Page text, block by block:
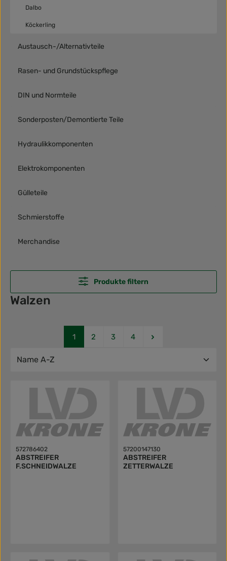
Dalbo
Köckerling
Austausch-/Alternativteile
Rasen- und Grundstückspflege
DIN und Normteile
Sonderposten/Demontierte Teile
Hydraulikkomponenten
Elektrokomponenten
Gülleteile
Schmierstoffe
Merchandise
Produkte filtern
Walzen
Seite
1 Seite
2 Seite
3 Seite
4
572786402
ABSTREIFER
F.SCHNEIDWALZE
57200147130
ABSTREIFER
ZETTERWALZE